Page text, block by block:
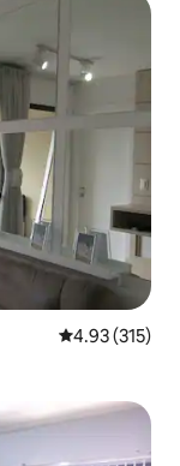
औसत रेटिंग 5 में से
4.93 (315)